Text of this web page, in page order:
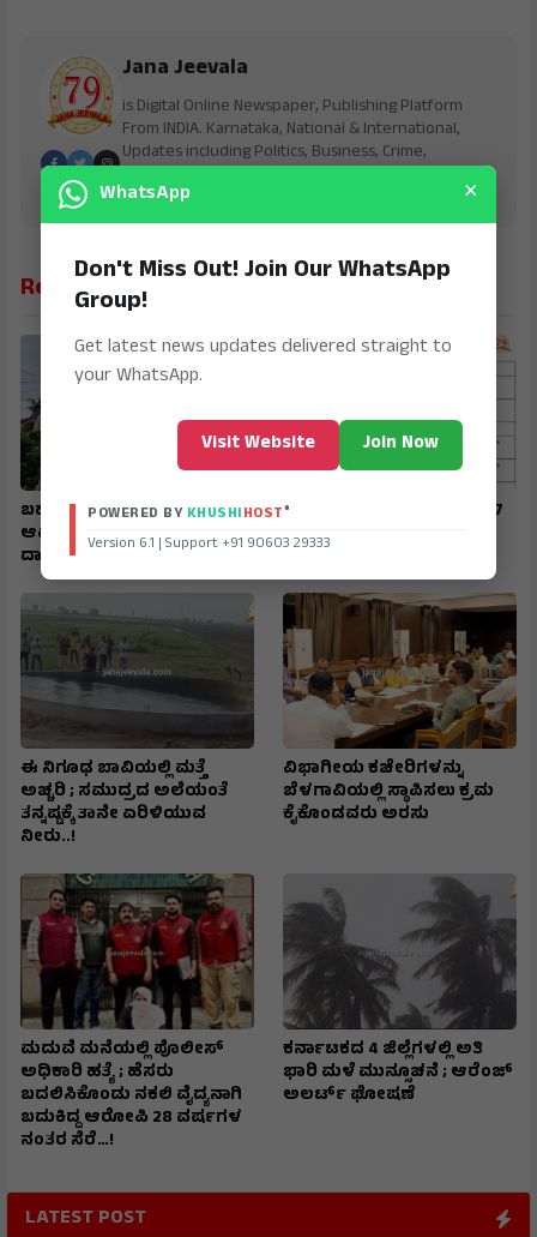
Jana Jeevala
is Digital Online Newspaper, Publishing Platform
From INDIA. Karnataka, National & International,
Updates including Politics, Business, Crime,
Breaking News From India & Around the World.
Related News
ಬಹುಕೋಟಿ ವಂಚನೆ : ನೀಲಣ್ಣವರ,
ಆಪ್ತರ ನಿವಾಸಗಳ ಮೇಲೆ ಇಡಿ
ದಾಳಿ
SIR : ಗಣತಿ ನಮೂನೆ ಸಲ್ಲಿಸಲು 17
ರವರೆಗೆ ಅವಕಾಶ
ಈ ನಿಗೂಢ ಬಾವಿಯಲ್ಲಿ ಮತ್ತೆ
ಅಚ್ಚರಿ ; ಸಮುದ್ರದ ಅಲೆಯಂತೆ
ತನ್ನಷ್ಟಕ್ಕೆ ತಾನೇ ಏರಿಳಿಯುವ
ನೀರು..!
ವಿಭಾಗೀಯ ಕಚೇರಿಗಳನ್ನು
ಬೆಳಗಾವಿಯಲ್ಲಿ ಸ್ಥಾಪಿಸಲು ಕ್ರಮ
ಕೈಕೊಂಡವರು ಅರಸು
ಮದುವೆ ಮನೆಯಲ್ಲಿ ಪೊಲೀಸ್
ಅಧಿಕಾರಿ ಹತ್ಯೆ ; ಹೆಸರು
ಬದಲಿಸಿಕೊಂಡು ನಕಲಿ ವೈದ್ಯನಾಗಿ
ಬದುಕಿದ್ದ ಆರೋಪಿ 28 ವರ್ಷಗಳ
ನಂತರ ಸೆರೆ…!
ಕರ್ನಾಟಕದ 4 ಜಿಲ್ಲೆಗಳಲ್ಲಿ ಅತಿ
ಭಾರಿ ಮಳೆ ಮುನ್ಸೂಚನೆ ; ಆರೆಂಜ್‌
ಅಲರ್ಟ್‌ ಘೋಷಣೆ
LATEST POST
WhatsApp ×
Don't Miss Out! Join Our WhatsApp
Group!
Get latest news updates delivered straight to
your WhatsApp.
Visit Website Join Now
POWERED BY KHUSHIHOST®
Version 6.1 | Support +91 90603 29333